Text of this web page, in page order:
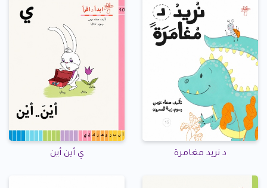
د نريد مغامرة ي أين أين